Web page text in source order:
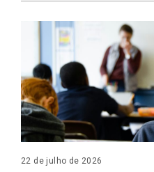
22 de julho de 2026